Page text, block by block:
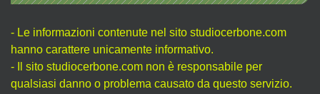
- Le informazioni contenute nel sito studiocerbone.com
hanno carattere unicamente informativo.
- Il sito studiocerbone.com non è responsabile per
qualsiasi danno o problema causato da questo servizio.